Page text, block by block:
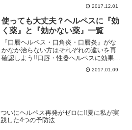
テップで注文が完了しますが、楽天や
YAHOO!ショッピングと同様に担当の薬
剤師から販売可能である旨のメールが返
信されるシステムになっています。
2017.12.01
使っても大丈夫？ヘルペスに『効
く薬』と『効かない薬』一覧
『口唇ヘルペス・口角炎・口唇炎』がな
かなか治らない方はそれぞれの違いを再
確認しよう!!口唇・性器ヘルペスに効果の
ある市販薬と効果の殆ど無い市販薬につ
いて、随時更新しつつ一覧にしてまとめ
2017.01.09
ついにヘルペス再発がゼロに!!夏に私が実
践した4つの予防法